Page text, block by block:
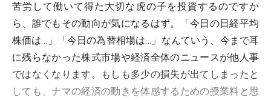
苦労して働いて得た大切な虎の子を投資するのですか
ら、誰でもその動向が気になるはず。「今日の日経平均
株価は…」「今日の為替相場は…」なんていう、今まで耳
に残らなかった株式市場や経済全体のニュースが他人事
ではなくなります。もしも多少の損失が出てしまったと
しても、ナマの経済の動きを体感するための授業料と思